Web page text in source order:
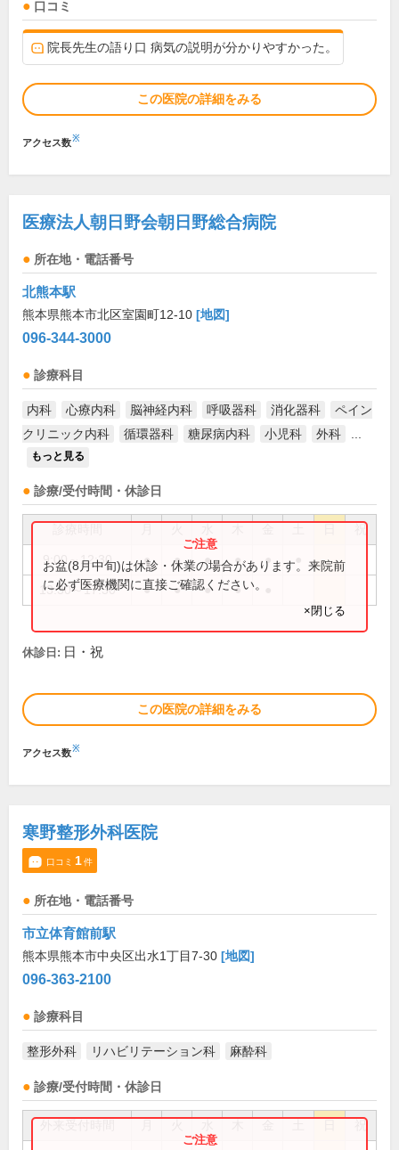
口コミ
院長先生の語り口 病気の説明が分かりやすかった。
この医院の詳細をみる
アクセス数※
医療法人朝日野会朝日野総合病院
所在地・電話番号
北熊本駅
熊本県熊本市北区室園町12-10 [地図]
096-344-3000
診療科目
内科 心療内科 脳神経内科 呼吸器科 消化器科
ペイン
クリニック内科
循環器科 糖尿病内科 小児科 外科
もっと見る
診療/受付時間・休診日
祝
9:00～12:30 ● ● ● ● ●
13:30～17:30 ● ● ● ●
お盆(8月中旬)は休診・休業の場合があります。来院前
に必ず医療機関に直接ご確認ください。
×閉じる
休診日: 日・祝
この医院の詳細をみる
アクセス数※
寒野整形外科医院
口コミ 1件
所在地・電話番号
市立体育館前駅
熊本県熊本市中央区出水1丁目7-30 [地図]
096-363-2100
診療科目
整形外科 リハビリテーション科 麻酔科
診療/受付時間・休診日
祝